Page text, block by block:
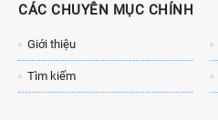
CÁC CHUYÊN MỤC CHÍNH
Giới thiệu
Tìm kiếm